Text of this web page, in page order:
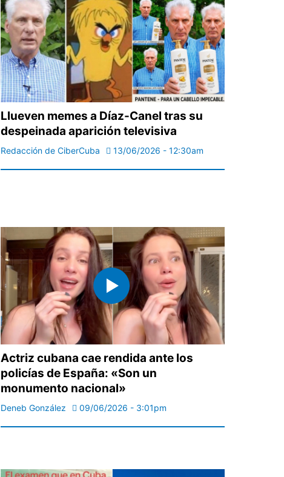
Llueven memes a Díaz-Canel tras su
despeinada aparición televisiva
Redacción de CiberCuba 13/06/2026 - 12:30am
Actriz cubana cae rendida ante los
policías de España: «Son un
monumento nacional»
Deneb González 09/06/2026 - 3:01pm